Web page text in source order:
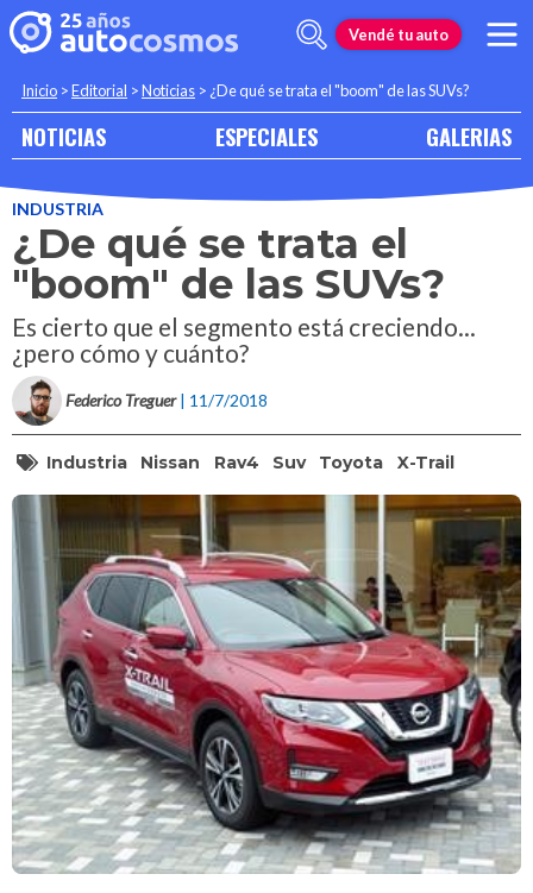
Vendé tu auto
Inicio >Editorial >Noticias > ¿De qué se trata el "boom" de las SUVs?
NOTICIAS ESPECIALES GALERIAS
INDUSTRIA
¿De qué se trata el
"boom" de las SUVs?
Es cierto que el segmento está creciendo...
¿pero cómo y cuánto?
Federico Treguer | 11/7/2018
Industria Nissan Rav4 Suv Toyota X-Trail